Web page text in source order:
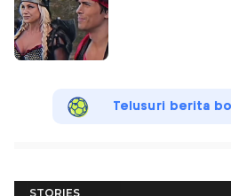
Telusuri berita